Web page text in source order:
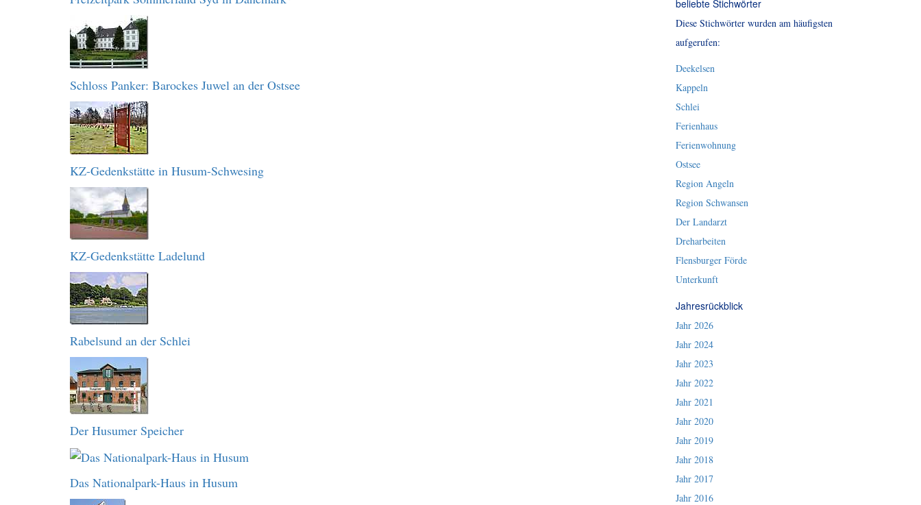
Schloss Panker: Barockes Juwel an der Ostsee
KZ-Gedenkstätte in Husum-Schwesing
KZ-Gedenkstätte Ladelund
Rabelsund an der Schlei
Der Husumer Speicher
Das Nationalpark-Haus in Husum
beliebte Stichwörter
Diese Stichwörter wurden am häufigsten
aufgerufen:
Deekelsen
Kappeln
Schlei
Ferienhaus
Ferienwohnung
Ostsee
Region Angeln
Region Schwansen
Der Landarzt
Dreharbeiten
Flensburger Förde
Unterkunft
Jahresrückblick
Jahr 2026
Jahr 2024
Jahr 2023
Jahr 2022
Jahr 2021
Jahr 2020
Jahr 2019
Jahr 2018
Jahr 2017
Jahr 2016